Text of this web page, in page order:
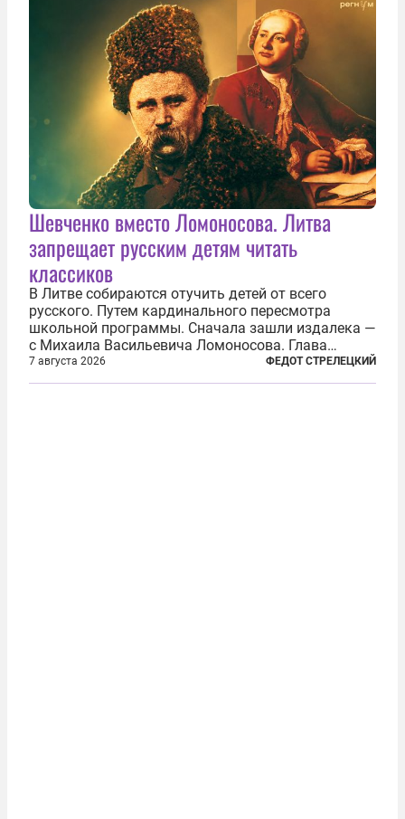
Шевченко вместо Ломоносова. Литва
запрещает русским детям читать
классиков
В Литве собираются отучить детей от всего
русского. Путем кардинального пересмотра
школьной программы. Сначала зашли издалека —
с Михаила Васильевича Ломоносова. Глава
правительства Литвы Миндаугас Синкявичюс
предложил исключить его тексты из программ
7 августа 2026 ФЕДОТ СТРЕЛЕЦКИЙ